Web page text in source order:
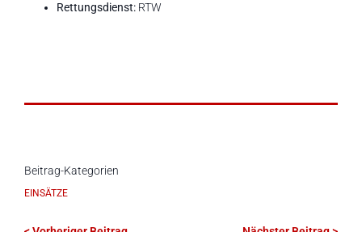
Rettungsdienst: RTW
Beitrag-Kategorien
EINSÄTZE